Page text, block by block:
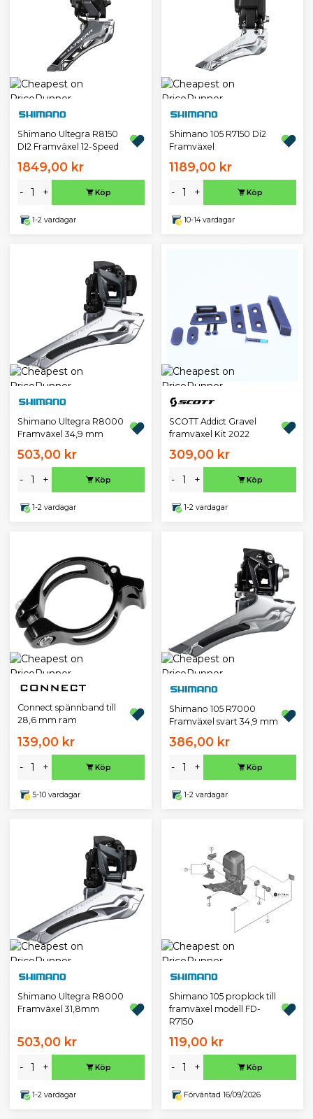
Shimano Ultegra R8150
DI2 Framväxel 12-Speed
1849,00 kr
- + Köp
1-2 vardagar
Shimano 105 R7150 Di2
Framväxel
1189,00 kr
- + Köp
10-14 vardagar
Shimano Ultegra R8000
Framväxel 34,9 mm
503,00 kr
- + Köp
1-2 vardagar
SCOTT Addict Gravel
framväxel Kit 2022
309,00 kr
- + Köp
1-2 vardagar
Connect spännband till
28,6 mm ram
139,00 kr
- + Köp
5-10 vardagar
Shimano 105 R7000
Framväxel svart 34,9 mm
386,00 kr
- + Köp
1-2 vardagar
Shimano Ultegra R8000
Framväxel 31,8mm
503,00 kr
- + Köp
1-2 vardagar
Shimano 105 proplock till
framväxel modell FD-
R7150
119,00 kr
- + Köp
Förväntad 16/09/2026